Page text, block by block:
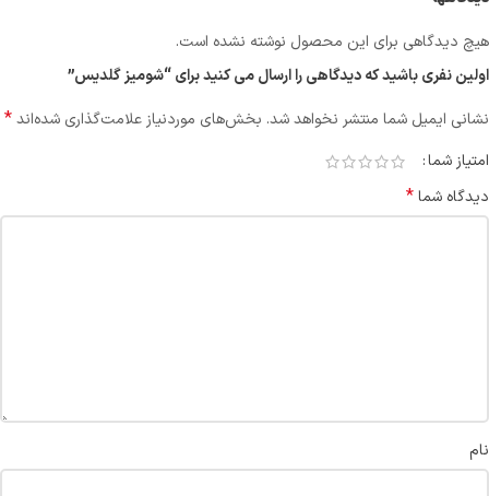
هیچ دیدگاهی برای این محصول نوشته نشده است.
اولین نفری باشید که دیدگاهی را ارسال می کنید برای “شومیز گلدیس”
نشانی ایمیل شما منتشر نخواهد شد. بخش‌های موردنیاز علامت‌گذاری شده‌اند*
امتیاز شما
دیدگاه شما*
نام